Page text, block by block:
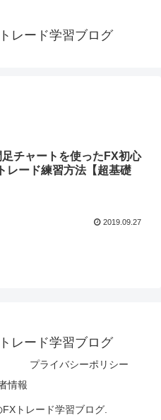
レード学習ブログ
足チャートを使ったFX初心
レード練習方法【超基礎
2019.09.27
レード学習ブログ
プライバシーポリシー
情報
トレード学習ブログ.